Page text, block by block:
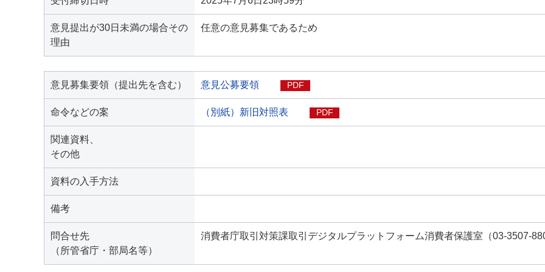
意見提出が30日未満の場合その
理由
任意の意見募集であるため
意見募集要領（提出先を含む） 意見公募要領 PDF
命令などの案 （別紙）新旧対照表 PDF
関連資料、
その他
資料の入手方法
備考
問合せ先
（所管省庁・部局名等）
消費者庁取引対策課取引デジタルプラットフォーム消費者保護室（03-3507-